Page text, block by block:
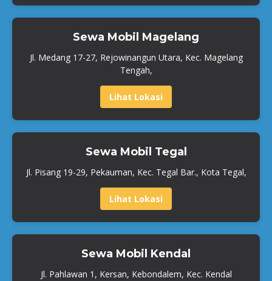
Sewa Mobil Magelang
Jl. Medang 17-27, Rejowinangun Utara, Kec. Magelang
Tengah,
Lihat Lokasi
Sewa Mobil Tegal
Jl. Pisang 19-29, Pekauman, Kec. Tegal Bar., Kota Tegal,
Lihat Lokasi
Sewa Mobil Kendal
Jl. Pahlawan 1, Kersan, Kebondalem, Kec. Kendal